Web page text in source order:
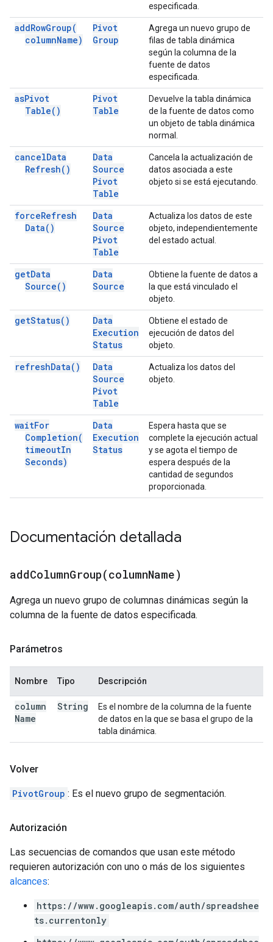
especificada.
addRowGroup(
columnName)
Pivot
Group
Agrega un nuevo grupo de
filas de tabla dinámica
según la columna de la
fuente de datos
especificada.
asPivot
Table( )
Pivot
Table
Devuelve la tabla dinámica
de la fuente de datos como
un objeto de tabla dinámica
normal.
cancelData
Refresh( )
Data
Source
Pivot
Table
Cancela la actualización de
datos asociada a este
objeto si se está ejecutando.
forceRefresh
Data( )
Data
Source
Pivot
Table
Actualiza los datos de este
objeto, independientemente
del estado actual.
getData
Source( )
Data
Source
Obtiene la fuente de datos a
la que está vinculado el
objeto.
getStatus( )
Data
Execution
Status
Obtiene el estado de
ejecución de datos del
objeto.
refreshData( )
Data
Source
Pivot
Table
Actualiza los datos del
objeto.
waitFor
Completion(
timeoutIn
Seconds)
Data
Execution
Status
Espera hasta que se
complete la ejecución actual
y se agota el tiempo de
espera después de la
cantidad de segundos
proporcionada.
Documentación detallada
addColumnGroup(columnName)
Agrega un nuevo grupo de columnas dinámicas según la
columna de la fuente de datos especificada.
Parámetros
Nombre Tipo Descripción
column
Name
String
Es el nombre de la columna de la fuente
de datos en la que se basa el grupo de la
tabla dinámica.
Volver
PivotGroup : Es el nuevo grupo de segmentación.
Autorización
Las secuencias de comandos que usan este método
requieren autorización con uno o más de los siguientes
alcances:
https://www.googleapis.com/auth/spreadshee
ts.currentonly